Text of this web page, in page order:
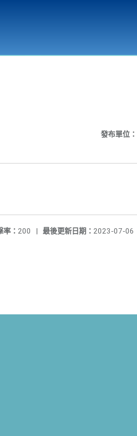
發布單位：
最後更新日期： 2023-07-06
率： 200 |